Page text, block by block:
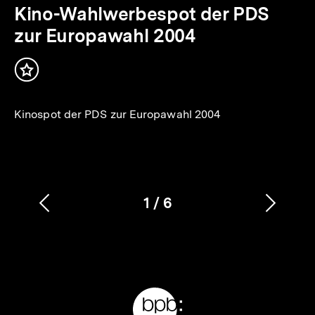
Min.
Kino-Wahlwerbespot der PDS
zur Europawahl 2004
Inhalt
Kinospot der PDS zur Europawahl 2004
Karussellinhalt
1
von
/ 6
Vorherigen